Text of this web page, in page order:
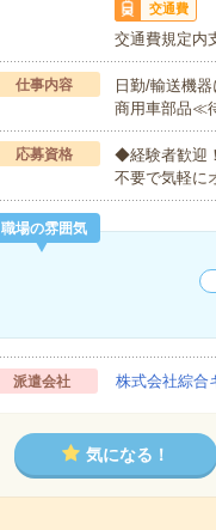
交通費
交通費規定内
仕事内容
日勤/輸送機
商用車部品≪
応募資格
◆経験者歓迎
不要で気軽に
職場の雰囲気
派遣会社 株式会社綜合
気になる！